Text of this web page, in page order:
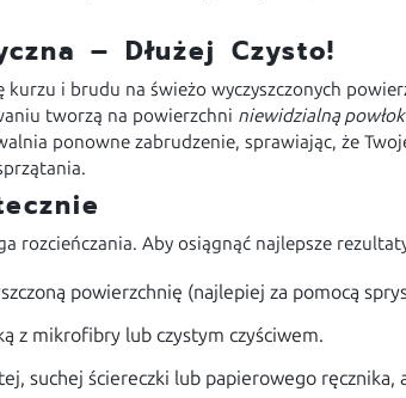
– Dłużej Czysto!
i brudu na świeżo wyczyszczonych
tworzą na powierzchni niewidzialną
ponowne zabrudzenie, sprawiając, że
rozcieńczania. Aby osiągnąć najlepsze
powierzchnię (najlepiej za pomocą
z mikrofibry lub czystym czyściwem.
suchej ściereczki lub papierowego ręcznika,